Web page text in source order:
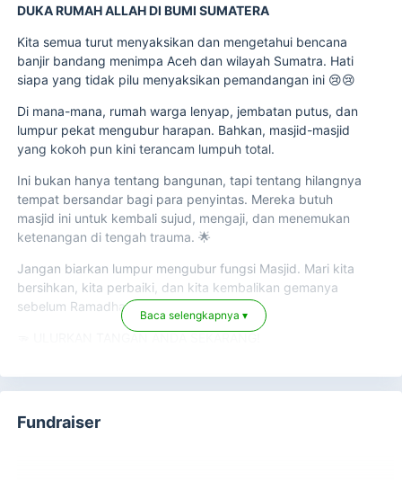
DUKA RUMAH ALLAH DI BUMI SUMATERA
Kita semua turut menyaksikan dan mengetahui bencana
banjir bandang menimpa Aceh dan wilayah Sumatra. Hati
siapa yang tidak pilu menyaksikan pemandangan ini 😢😢
Di mana-mana, rumah warga lenyap, jembatan putus, dan
lumpur pekat mengubur harapan. Bahkan, masjid-masjid
yang kokoh pun kini terancam lumpuh total.
Ini bukan hanya tentang bangunan, tapi tentang hilangnya
tempat bersandar bagi para penyintas. Mereka butuh
masjid ini untuk kembali sujud, mengaji, dan menemukan
ketenangan di tengah trauma. 🌟
Jangan biarkan lumpur mengubur fungsi Masjid. Mari kita
bersihkan, kita perbaiki, dan kita kembalikan gemanya
sebelum Ramadhan tiba.
🎯Membangun kembali Masjid yang rusak
🎯Perbaikan total fasilitas sanitasi (MCK).
Baca selengkapnya ▾
Fundraiser